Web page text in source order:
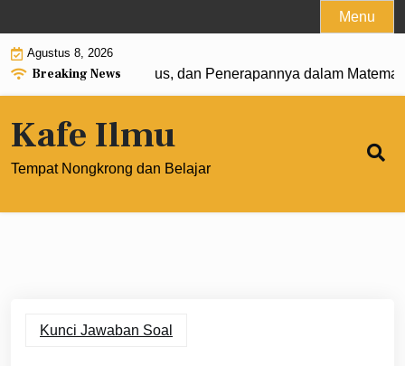
to
content
Menu
Agustus 8, 2026
Breaking News
Pengertian, Rumus, dan Penerapannya dalam
Kafe Ilmu
Tempat Nongkrong dan Belajar
Kunci Jawaban Soal